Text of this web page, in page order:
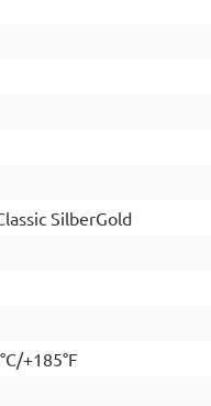
SilberGold
+185°F